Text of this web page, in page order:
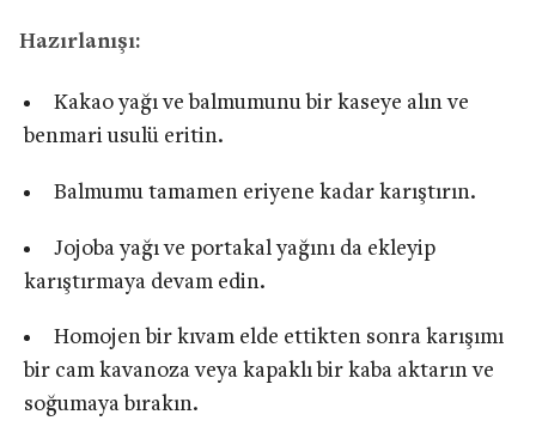
Hazırlanışı:
Kakao yağı ve balmumunu bir kaseye alın ve
benmari usulü eritin.
Balmumu tamamen eriyene kadar karıştırın.
Jojoba yağı ve portakal yağını da ekleyip
karıştırmaya devam edin.
Homojen bir kıvam elde ettikten sonra karışımı
bir cam kavanoza veya kapaklı bir kaba aktarın ve
soğumaya bırakın.